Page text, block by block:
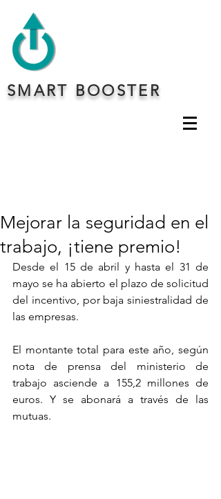
SMART BOOSTER
Mejorar la seguridad en el
trabajo, ¡tiene premio!
Desde el 15 de abril y hasta el 31 de
mayo se ha abierto el plazo de solicitud
del incentivo, por baja siniestralidad de
las empresas.
El montante total para este año, según
nota de prensa del ministerio de
trabajo asciende a 155,2 millones de
euros. Y se abonará a través de las
mutuas.